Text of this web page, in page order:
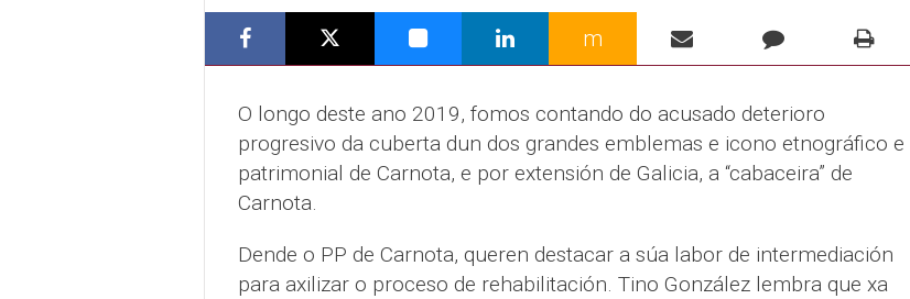
m
O longo deste ano 2019, fomos contando do acusado deterioro
progresivo da cuberta dun dos grandes emblemas e icono etnográfico e
patrimonial de Carnota, e por extensión de Galicia, a “cabaceira” de
Carnota.
Dende o PP de Carnota, queren destacar a súa labor de intermediación
para axilizar o proceso de rehabilitación. Tino González lembra que xa